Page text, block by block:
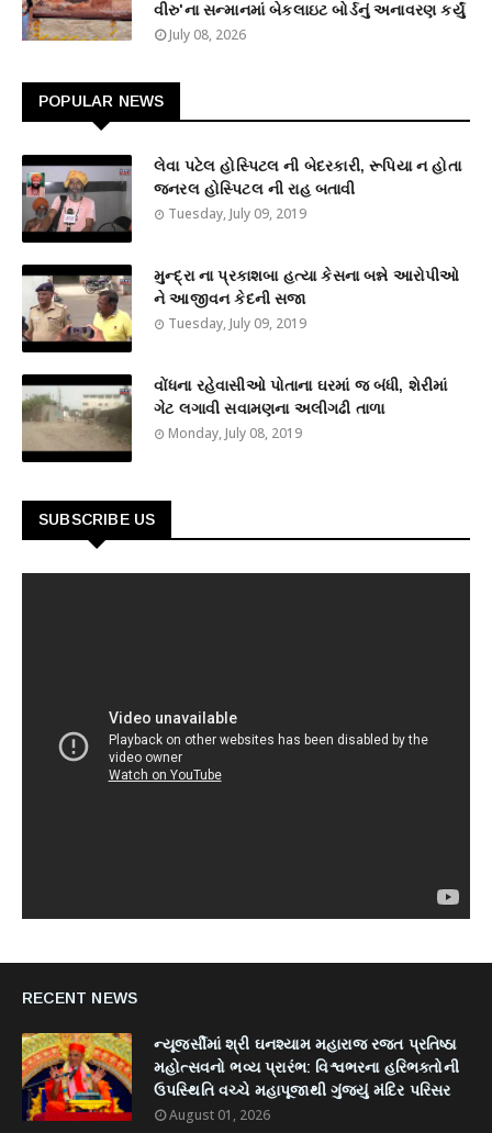
વીરુ'ના સન્માનમાં બેકલાઇટ બોર્ડનું અનાવરણ કર્યું
July 08, 2026
POPULAR NEWS
લેવા પટેલ હોસ્પિટલ ની બેદરકારી, રૂપિયા ન હોતા
જનરલ હોસ્પિટલ ની રાહ બતાવી
Tuesday, July 09, 2019
મુન્દ્રા ના પ્રકાશબા હત્યા કેસના બન્ને આરોપીઓ
ને આજીવન કેદની સજા
Tuesday, July 09, 2019
વોંધના રહેવાસીઓ પોતાના ઘરમાં જ બંધી, શેરીમાં
ગેટ લગાવી સવામણના અલીગઢી તાળા
Monday, July 08, 2019
SUBSCRIBE US
RECENT NEWS
ન્યૂજર્સીમાં શ્રી ઘનશ્યામ મહારાજ રજત પ્રતિષ્ઠા
મહોત્સવનો ભવ્ય પ્રારંભ: વિશ્વભરના હરિભક્તોની
ઉપસ્થિતિ વચ્ચે મહાપૂજાથી ગુંજ્યું મંદિર પરિસર
August 01, 2026